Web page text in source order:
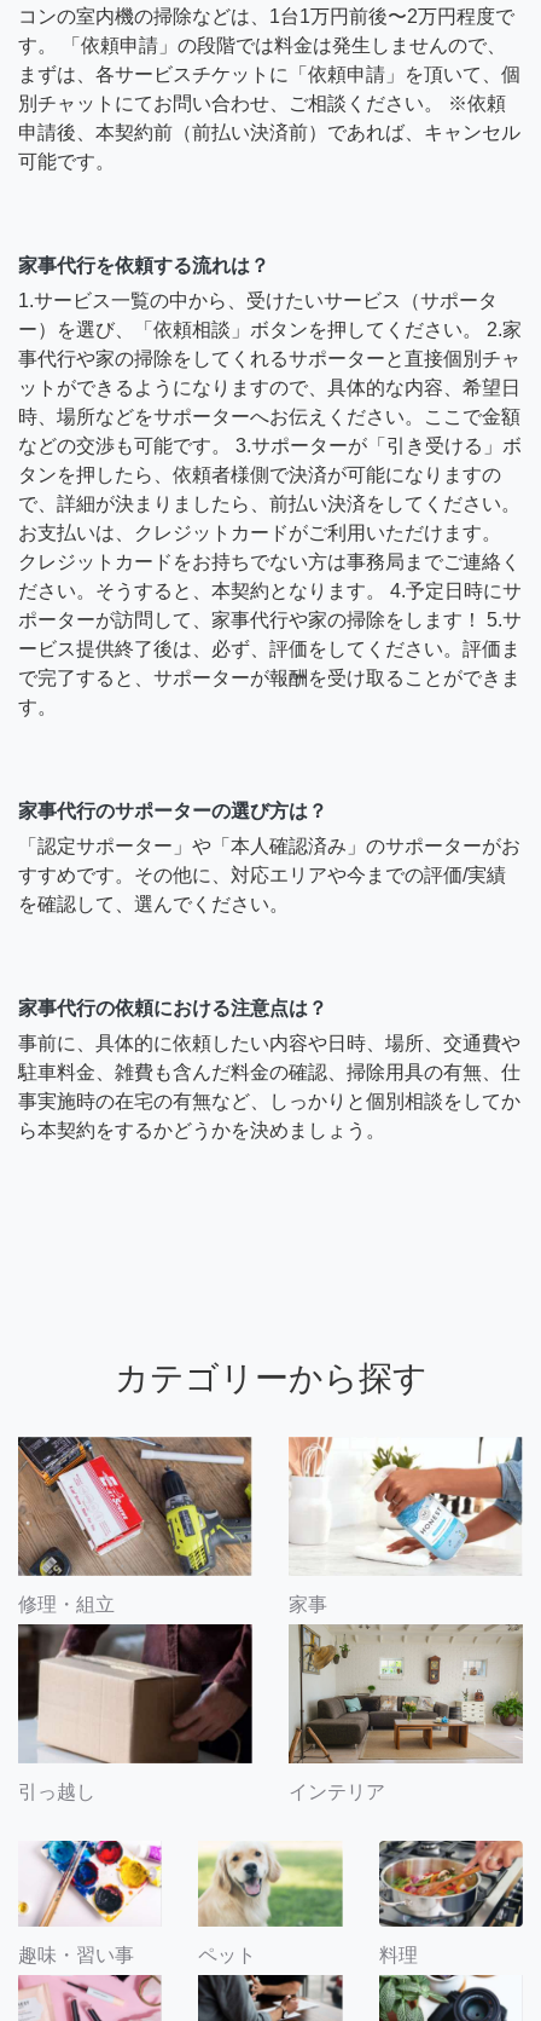
コンの室内機の掃除などは、1台1万円前後〜2万円程度で
す。 「依頼申請」の段階では料金は発生しませんので、
まずは、各サービスチケットに「依頼申請」を頂いて、個
別チャットにてお問い合わせ、ご相談ください。 ※依頼
申請後、本契約前（前払い決済前）であれば、キャンセル
可能です。
家事代行を依頼する流れは？
1.サービス一覧の中から、受けたいサービス（サポータ
ー）を選び、「依頼相談」ボタンを押してください。 2.家
事代行や家の掃除をしてくれるサポーターと直接個別チャ
ットができるようになりますので、具体的な内容、希望日
時、場所などをサポーターへお伝えください。ここで金額
などの交渉も可能です。 3.サポーターが「引き受ける」ボ
タンを押したら、依頼者様側で決済が可能になりますの
で、詳細が決まりましたら、前払い決済をしてください。
お支払いは、クレジットカードがご利用いただけます。
クレジットカードをお持ちでない方は事務局までご連絡く
ださい。そうすると、本契約となります。 4.予定日時にサ
ポーターが訪問して、家事代行や家の掃除をします！ 5.サ
ービス提供終了後は、必ず、評価をしてください。評価ま
で完了すると、サポーターが報酬を受け取ることができま
す。
家事代行のサポーターの選び方は？
「認定サポーター」や「本人確認済み」のサポーターがお
すすめです。その他に、対応エリアや今までの評価/実績
を確認して、選んでください。
家事代行の依頼における注意点は？
事前に、具体的に依頼したい内容や日時、場所、交通費や
駐車料金、雑費も含んだ料金の確認、掃除用具の有無、仕
事実施時の在宅の有無など、しっかりと個別相談をしてか
ら本契約をするかどうかを決めましょう。
カテゴリーから探す
修理・組立 家事
引っ越し インテリア
趣味・習い事 ペット 料理